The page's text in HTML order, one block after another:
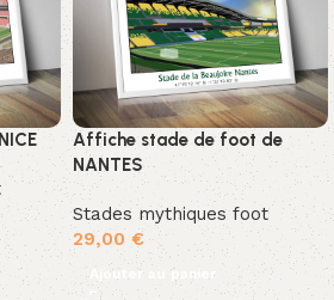
Affiche stade de foot de
NANTES
Stades mythiques foot
29,00 €
Ajouter au panier